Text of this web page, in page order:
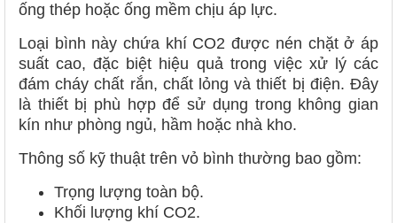
ống thép hoặc ống mềm chịu áp lực.
Loại bình này chứa khí CO2 được nén chặt ở áp
suất cao, đặc biệt hiệu quả trong việc xử lý các
đám cháy chất rắn, chất lỏng và thiết bị điện. Đây
là thiết bị phù hợp để sử dụng trong không gian
kín như phòng ngủ, hầm hoặc nhà kho.
Thông số kỹ thuật trên vỏ bình thường bao gồm:
Trọng lượng toàn bộ.
Khối lượng khí CO2.